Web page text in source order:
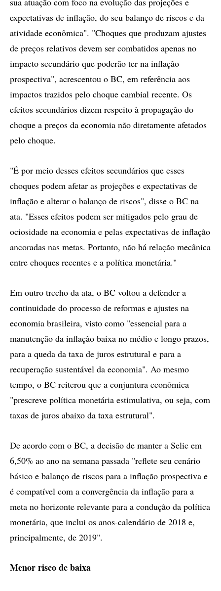
expectativas de inflação, do seu balanço de riscos e da
atividade econômica". "Choques que produzam ajustes
de preços relativos devem ser combatidos apenas no
impacto secundário que poderão ter na inflação
prospectiva", acrescentou o BC, em referência aos
impactos trazidos pelo choque cambial recente. Os
efeitos secundários dizem respeito à propagação do
choque a preços da economia não diretamente afetados
pelo choque.
"É por meio desses efeitos secundários que esses
choques podem afetar as projeções e expectativas de
inflação e alterar o balanço de riscos", disse o BC na
ata. "Esses efeitos podem ser mitigados pelo grau de
ociosidade na economia e pelas expectativas de inflação
ancoradas nas metas. Portanto, não há relação mecânica
entre choques recentes e a política monetária."
Em outro trecho da ata, o BC voltou a defender a
continuidade do processo de reformas e ajustes na
economia brasileira, visto como "essencial para a
manutenção da inflação baixa no médio e longo prazos,
para a queda da taxa de juros estrutural e para a
recuperação sustentável da economia". Ao mesmo
tempo, o BC reiterou que a conjuntura econômica
"prescreve política monetária estimulativa, ou seja, com
taxas de juros abaixo da taxa estrutural".
De acordo com o BC, a decisão de manter a Selic em
6,50% ao ano na semana passada "reflete seu cenário
básico e balanço de riscos para a inflação prospectiva e
é compatível com a convergência da inflação para a
meta no horizonte relevante para a condução da política
monetária, que inclui os anos-calendário de 2018 e,
principalmente, de 2019".
Menor risco de baixa